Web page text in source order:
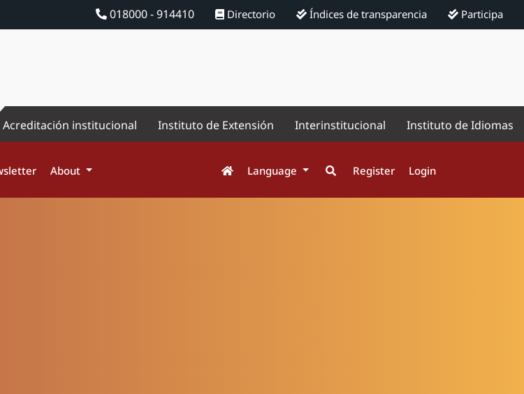
018000 - 914410 Directorio Índices de transparencia Participa
Acreditación institucional Instituto de Extensión Interinstitucional Instituto de Idiomas
About Language Register Login